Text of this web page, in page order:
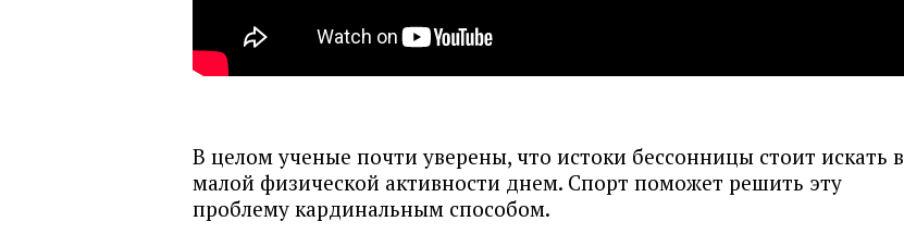
В целом ученые почти уверены, что истоки бессонницы стоит искать в
малой физической активности днем. Спорт поможет решить эту
проблему кардинальным способом.